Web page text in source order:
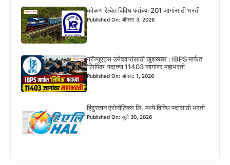
कोकण रेल्वेत विविध पदांच्या 201 जागांसाठी भरती
Published On: ऑगस्ट 3, 2026
ग्रॅज्युएट्स उमेदवारांसाठी खुशखबर : IBPS मार्फत
‘लिपिक’ पदाच्या 11403 जागांवर महाभरती
Published On: ऑगस्ट 1, 2026
हिंदुस्तान एरोनॉटिक्स लि. मध्ये विविध पदांसाठी भरती
Published On: जुलै 30, 2026